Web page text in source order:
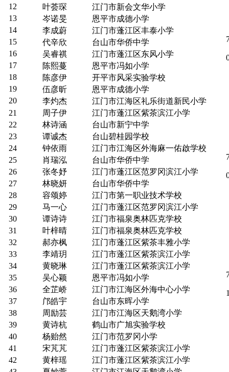
12 叶荟琛
江门市新会文华小学
13
岑诺旻
恩平市成德小学
14
李成蔚
江门市蓬江区丰泰小学
15
代辛欣
台山市华侨中学
16
吴睿祺
江门市蓬江区东风小学
17
陈熙蔓
恩平市冯如小学
18
陈彦伊
开平市风采实验学校
19
伍彦昕
恩平市成德小学
20
李灼杰
江门市江海区礼乐街道新民小学
21
周子伊 江门市蓬江区紫茶滨江小学
22 林诗涵
台山市新宁中学
23
谭诚杰
台山碧桂园学校
24
钟依雨
江门市江海区外海麻一佑啟学校
25
肖瑞泓
台山市华侨中学
26
张冬妤
江门市蓬江区范罗冈滨江小学
27
林晓妍
台山市华侨中学
28
容颂婷
江门市第一职业技术学校
29
马一心
江门市蓬江区范罗冈滨江小学
30
谭诗诗
江门市福泉奥林匹克学校
31
叶梓晴 江门市福泉奥林匹克学校
32 郝亦枫
江门市蓬江区紫茶丰雅小学
33
李靖玥
江门市蓬江区紫茶滨江小学
34
黄晓琳
江门市蓬江区紫茶滨江小学
35
吴心颖
恩平市冯如小学
36
全芷峤
江门市江海区外海中心小学
37
邝皓宇
台山市东晖小学
38
周励芸
江门市江海区天鹅湾小学
39
黄诗杭
鹤山市广旭实验学校
40
杨贻然
江门市范罗冈小学
41
宋芃芃 江门市蓬江区紫茶滨江小学
42 黄梓瑶
江门市蓬江区紫茶滨江小学